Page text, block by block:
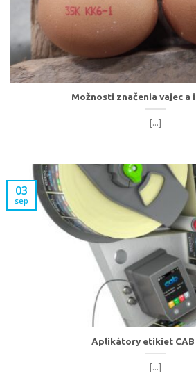
Možnosti značenia vajec a
[...]
Aplikátory etikiet CAB
[...]
03
sep